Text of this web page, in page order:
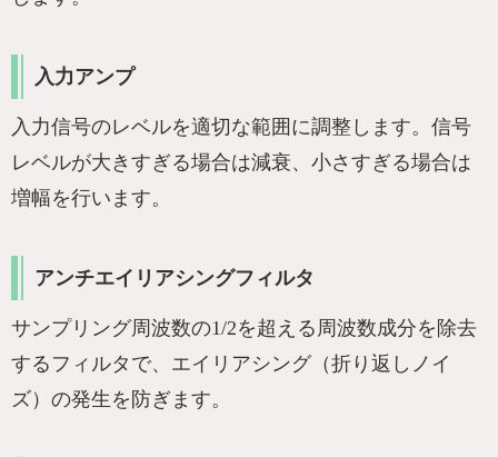
入力アンプ
入力信号のレベルを適切な範囲に調整します。信号
レベルが大きすぎる場合は減衰、小さすぎる場合は
増幅を行います。
アンチエイリアシングフィルタ
サンプリング周波数の1/2を超える周波数成分を除去
するフィルタで、エイリアシング（折り返しノイ
ズ）の発生を防ぎます。